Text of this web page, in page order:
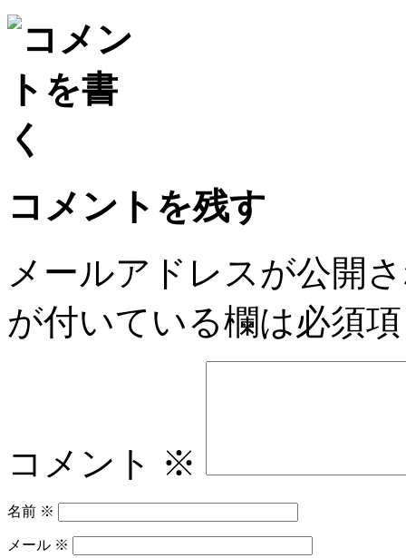
Email
コメントを残す
メールアドレスが公開
が付いている欄は必須
コメント ※
名前 ※
メール ※